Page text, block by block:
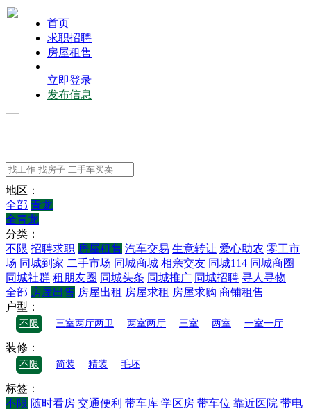
⾸⻚
求职招聘
房屋租售
立即登录
发布信息
地区：
全部 青龙
全青龙
分类：
不限 招聘求职 房屋租售 汽车交易 生意转让 爱心助农 零工市
场 同城到家 二手市场 同城商城 相亲交友 同城114 同城商圈
同城社群 租朋友圈 同城头条 同城推广 同城招聘 寻人寻物
全部 房屋出售 房屋出租 房屋求租 房屋求购 商铺租售
户型：
不限 三室两厅两卫 两室两厅 三室 两室 一室一厅
装修：
不限 简装 精装 毛坯
标签：
不限 随时看房 交通便利 带车库 学区房 带车位 靠近医院 带电